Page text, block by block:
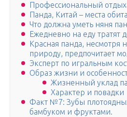
Профессиональный
Панда, Китай – места
Что должна уметь няня
Ежедневно на еду тратят
Красная панда, несмотря
природу, предпочитает
Эксперт по игральным
Образ жизни и
Жизненный уклад
Характер и повадки
Факт №7: Зубы
бамбуком и фруктами.